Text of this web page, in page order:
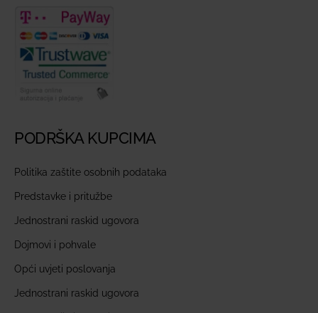
PODRŠKA KUPCIMA
Politika zaštite osobnih podataka
Predstavke i pritužbe
Jednostrani raskid ugovora
Dojmovi i pohvale
Opći uvjeti poslovanja
Jednostrani raskid ugovora